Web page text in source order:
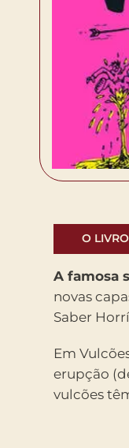
O LIVRO
A famosa
novas
Saber
Em
erupção
vulcões